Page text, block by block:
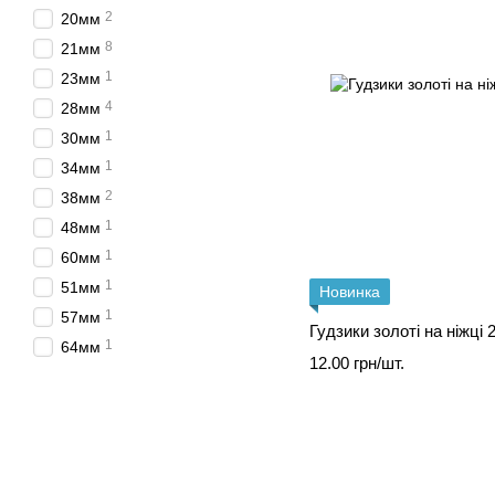
Новинка
Гудзики золоті на ніжці
12.00 грн/шт.
20мм 2
21мм 8
23мм 1
28мм 4
30мм 1
34мм 1
38мм 2
48мм 1
60мм 1
51мм 1
57мм 1
64мм 1